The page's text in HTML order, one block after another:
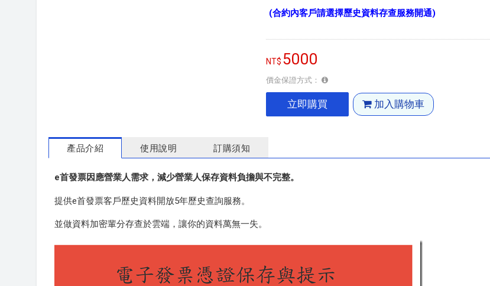
(合約內客戶請選擇歷史資料存查服務開通)
5000
價金保證方式：
立即購買 加入購物車
產品介紹 使用說明 訂購須知
e首發票因應營業人需求，減少營業人保存資料負擔與不完整。
提供e首發票客戶歷史資料開放5年歷史查詢服務。
並做資料加密輩分存查於雲端，讓你的資料萬無一失。